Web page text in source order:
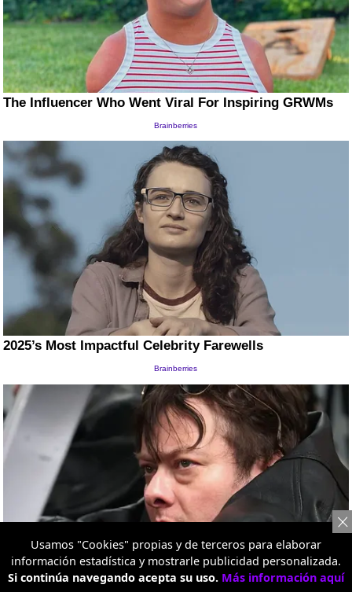
Usamos "Cookies" propias y de terceros para elaborar
información estadística y mostrarle publicidad personalizada.
Si continúa navegando acepta su uso. Más información aquí